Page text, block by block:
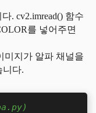
. cv2.imread() 함수
를 넣어주면
미지가 알파 채널을
니다.